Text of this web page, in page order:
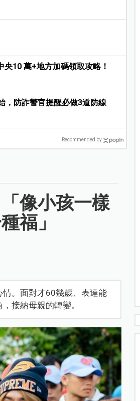
10 萬+地方加碼領取攻略！
，防詐警官提醒必做3道防線
Recommended by
像小孩一樣
福」
。面對才60幾歲、表達能
接納母親的轉變。